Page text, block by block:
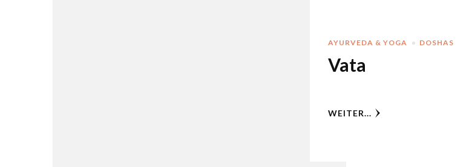
AYURVEDA & YOGA DOSHAS
Vata
WEITER...